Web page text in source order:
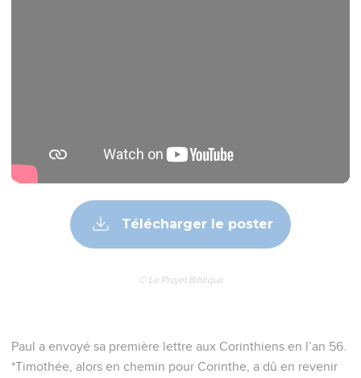
Télécharger le poster
© Le Projet Biblique
Paul a envoyé sa première lettre aux Corinthiens en l’an 56.
*Timothée, alors en chemin pour Corinthe, a dû en revenir